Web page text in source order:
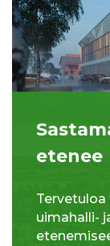
etenee
uimahalli-